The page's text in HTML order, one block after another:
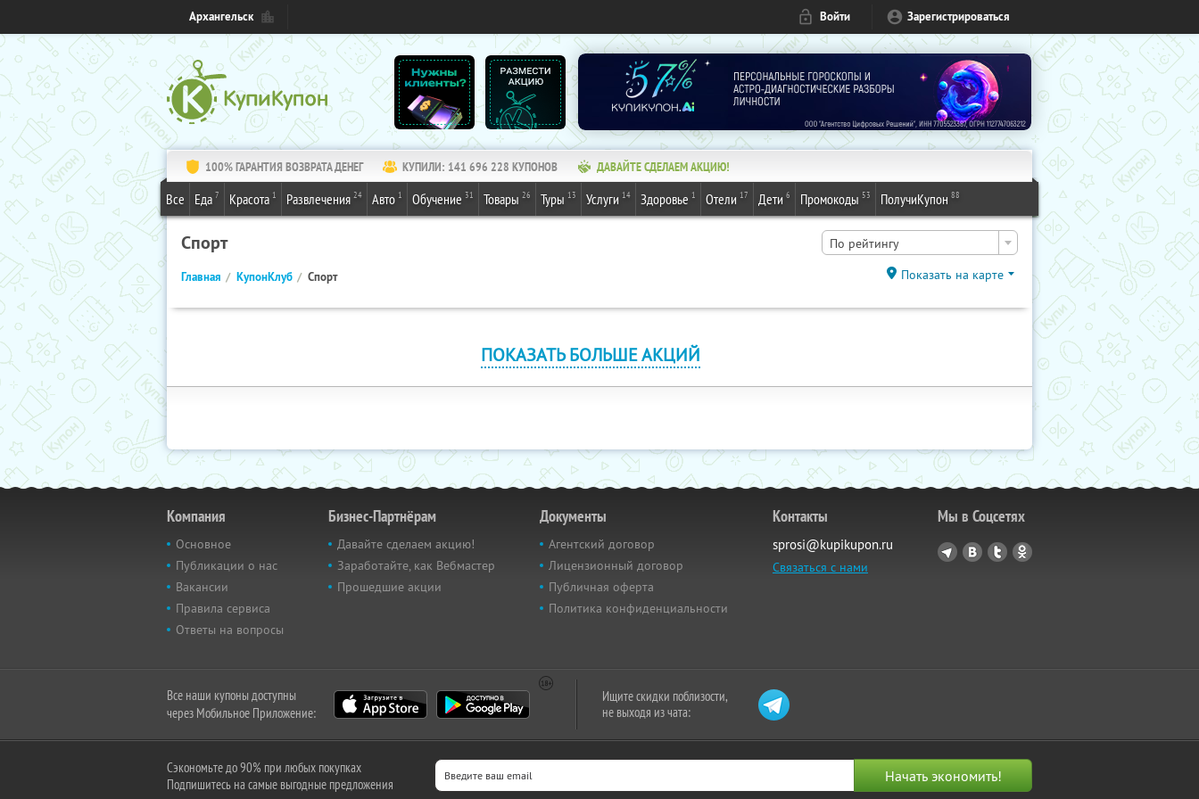
Архангельск Войти Зарегистрироваться
100% ГАРАНТИЯ ВОЗВРАТА ДЕНЕГ КУПИЛИ: 141 696 228 КУПОНОВ ДАВАЙТЕ СДЕЛАЕМ АКЦИЮ!
Все Еда 7 Красота 1 Развлечения 24 Авто 1 Обучение 31 Товары 26 Туры 13 Услуги 14 Здоровье 1 Отели 17 Дети 6 Промокоды 53 ПолучиКупон 88
Спорт По рейтингу
Главная КупонКлуб Спорт Показать на карте
ПОКАЗАТЬ БОЛЬШЕ АКЦИЙ
Компания
Основное
Публикации о нас
Вакансии
Правила сервиса
Ответы на вопросы
Бизнес-Партнёрам
Давайте сделаем акцию!
Заработайте, как Вебмастер
Прошедшие акции
Документы
Агентский договор
Лицензионный договор
Публичная оферта
Политика конфиденциальности
Контакты
sprosi@kupikupon.ru
Связаться с нами
Мы в Соцсетях
Все наши купоны доступны
через Мобильное Приложение:
Ищите скидки поблизости,
не выходя из чата:
Сэкономьте до 90% при любых покупках
Подпишитесь на самые выгодные предложения